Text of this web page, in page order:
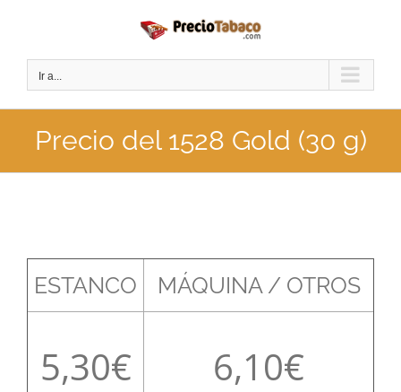
contenido
Ir a...
Precio del 1528 Gold (30 g)
ESTANCO MÁQUINA / OTROS
5,30 6,10